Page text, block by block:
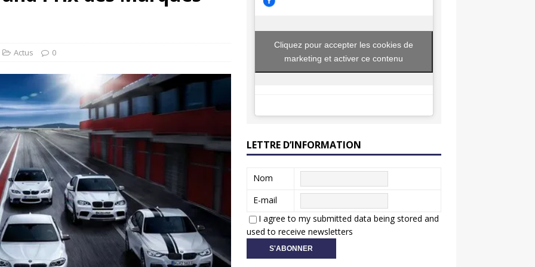
Honda dévoile un spot publicitaire… confiné!
Actus 0
Cliquez pour accepter les cookies de
marketing et activer ce contenu
LETTRE D’INFORMATION
Nom
E-mail
I agree to my submitted data being stored and
used to receive newsletters